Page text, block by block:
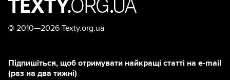
© 2010—2026 Texty.org.ua
Підпишіться, щоб отримувати найкращі статті на e-mail
(раз на два тижні)